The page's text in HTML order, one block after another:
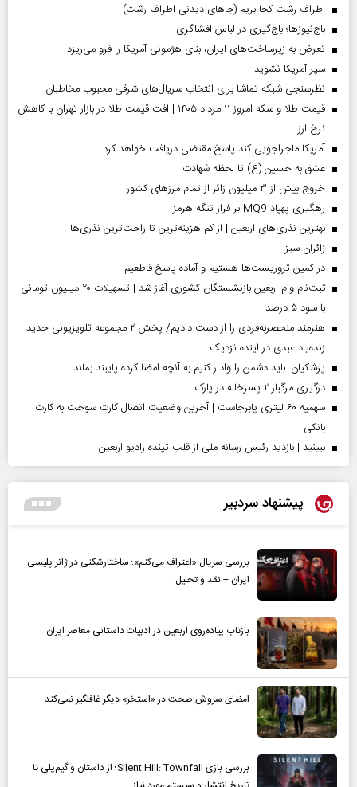
اطراف رشت کجا بریم (جاهای دیدنی اطراف رشت)
باج‌نیوزها؛ باج‌گیری در لباس افشاگری
تعرض به زیرساخت‌های ایران، بنای هژمونی آمریکا را فرو می‌ریزد
سپر آمریکا نشوید
نظرسنجی شبکه تماشا برای انتخاب سریال‌های شرقی محبوب مخاطبان
قیمت طلا و سکه امروز ۱۱ مرداد ۱۴۰۵ | افت قیمت طلا در بازار تهران با کاهش
نرخ ارز
آمریکا ماجراجویی کند پاسخ مقتضی دریافت خواهد کرد
عشق به حسین (ع) تا لحظه شهادت
خروج بیش از ۳ میلیون زائر از تمام مرز‌های کشور
رهگیری پهپاد MQ9 بر فراز تنگه هرمز
بهترین نذری‌های اربعین | از کم هزینه‌ترین تا راحت‌ترین نذری‌ها
‌زائران سبز
در کمین تروریست‌ها هستیم و آماده پاسخ قاطعیم
ثبت‌نام وام اربعین بازنشستگان کشوری آغاز شد | تسهیلات ۲۰ میلیون تومانی
با سود ۵ درصد
هنرمند منحصر‌به‌فردی را از دست دادیم/ پخش ۲ مجموعه تلویزیونی جدید
زنده‌یاد عبدی در آینده نزدیک
پزشکیان: باید دشمن را وادار کنیم به آنچه امضا کرده پایبند بماند
درگیری مرگبار ۲ پسرخاله در پارک
سهمیه ۶۰ لیتری پابرجاست | آخرین وضعیت اتصال کارت سوخت به کارت
بانکی
ببینید | بازدید رئیس رسانه ملی از قلب تپنده رادیو اربعین
پیشنهاد سردبیر
بررسی سریال «اعتراف می‌کنم»؛ ساختارشکنی در ژانر پلیسی
ایران + نقد و تحلیل
بازتاب پیاده‌روی اربعین در ادبیات داستانی معاصر ایران
امضای سروش صحت در «استخر» دیگر غافلگیر نمی‌کند
بررسی بازی Silent Hill: Townfall؛ از داستان و گیم‌پلی تا